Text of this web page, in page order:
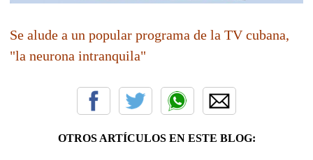
Se alude a un popular programa de la TV cubana,
"la neurona intranquila"
OTROS ARTÍCULOS EN ESTE BLOG: